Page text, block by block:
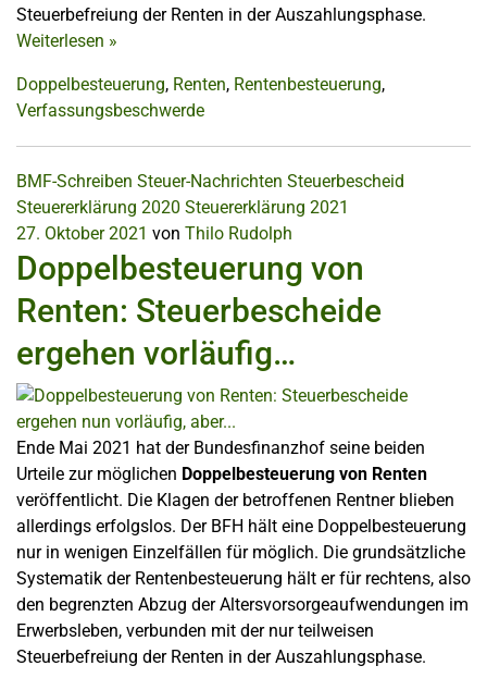
Steuerbefreiung der Renten in der Auszahlungsphase.
Weiterlesen »
Doppelbesteuerung, Renten, Rentenbesteuerung,
Verfassungsbeschwerde
BMF-Schreiben Steuer-Nachrichten Steuerbescheid
Steuererklärung 2020 Steuererklärung 2021
27. Oktober 2021 von Thilo Rudolph
Doppelbesteuerung von
Renten: Steuerbescheide
ergehen vorläufig…
Ende Mai 2021 hat der Bundesfinanzhof seine beiden
Urteile zur möglichen Doppelbesteuerung von Renten
veröffentlicht. Die Klagen der betroffenen Rentner blieben
allerdings erfolgslos. Der BFH hält eine Doppelbesteuerung
nur in wenigen Einzelfällen für möglich. Die grundsätzliche
Systematik der Rentenbesteuerung hält er für rechtens, also
den begrenzten Abzug der Altersvorsorgeaufwendungen im
Erwerbsleben, verbunden mit der nur teilweisen
Steuerbefreiung der Renten in der Auszahlungsphase.